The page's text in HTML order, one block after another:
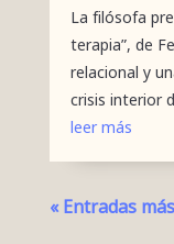
La filósofa
terapia”, de
relacional y
crisis interior
leer más
« Entradas